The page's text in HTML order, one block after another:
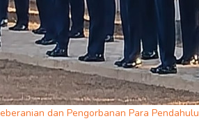
dan Pengorbanan Para Pendahulu